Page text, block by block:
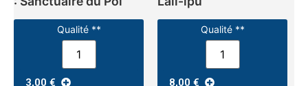
Qualité **
3,00 €
Qualité **
8,00 €